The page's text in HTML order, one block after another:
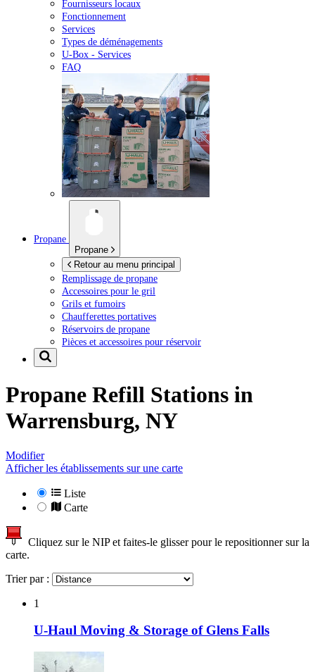
Fournisseurs locaux
Fonctionnement
Services
Types de déménagements
U-Box - Services
FAQ
Propane
Propane
Retour au menu principal
Remplissage de propane
Accessoires pour le gril
Grils et fumoirs
Chaufferettes portatives
Réservoirs de propane
Pièces et accessoires pour réservoir
Propane Refill Stations in
Warrensburg, NY
Modifier
Afficher les établissements sur une carte
Liste
Carte
Cliquez sur le NIP et faites-le glisser pour le repositionner sur la
carte.
Trier par :
1
U-Haul Moving & Storage of Glens Falls